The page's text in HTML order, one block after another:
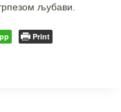
љубави.
Print